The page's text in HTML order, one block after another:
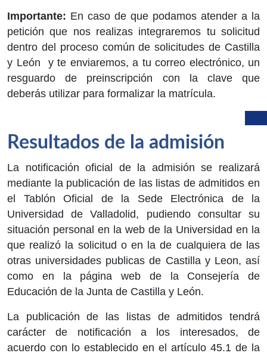
Importante: En caso de que podamos atender a la
petición que nos realizas integraremos tu solicitud
dentro del proceso común de solicitudes de Castilla
y León y te enviaremos, a tu correo electrónico, un
resguardo de preinscripción con la clave que
deberás utilizar para formalizar la matrícula.
Resultados de la admisión
La notificación oficial de la admisión se realizará
mediante la publicación de las listas de admitidos en
el Tablón Oficial de la Sede Electrónica de la
Universidad de Valladolid, pudiendo consultar su
situación personal en la web de la Universidad en la
que realizó la solicitud o en la de cualquiera de las
otras universidades publicas de Castilla y Leon, así
como en la página web de la Consejería de
Educación de la Junta de Castilla y León.
La publicación de las listas de admitidos tendrá
carácter de notificación a los interesados, de
acuerdo con lo establecido en el artículo 45.1 de la